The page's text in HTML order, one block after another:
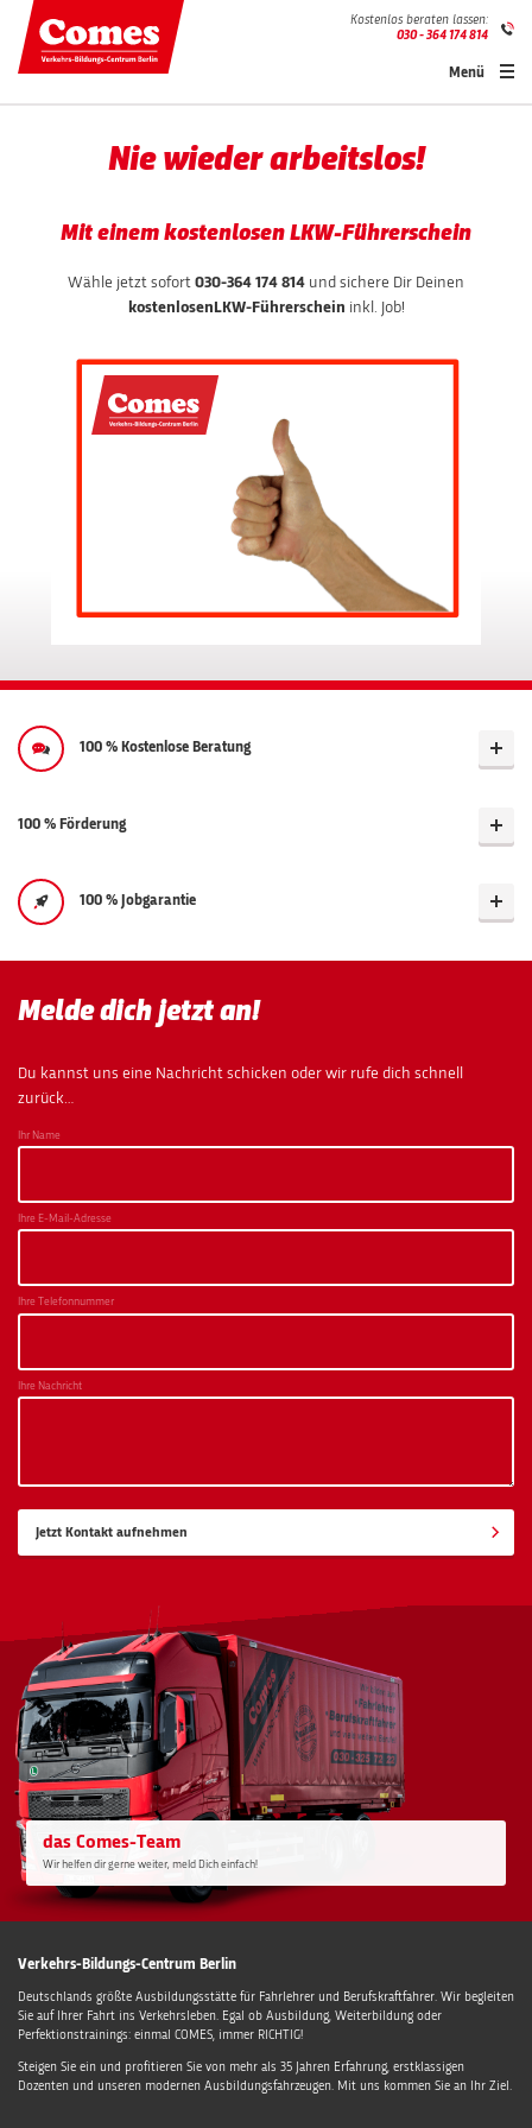
Kostenlos beraten lassen:
030 - 364 174 814
Menü
Nie wieder arbeitslos!
Mit einem kostenlosen LKW-Führerschein
Wähle jetzt sofort 030-364 174 814 und sichere Dir Deinen
kostenlosenLKW-Führerschein inkl. Job!
100 % Kostenlose Beratung
100 % Förderung
100 % Jobgarantie
Melde dich jetzt an!
Du kannst uns eine Nachricht schicken oder wir rufe dich schnell
zurück…
Ihr Name
Ihre E-Mail-Adresse
Ihre Telefonnummer
Ihre Nachricht
Jetzt Kontakt aufnehmen
das Comes-Team
Wir helfen dir gerne weiter, meld Dich einfach!
Verkehrs-Bildungs-Centrum Berlin
Deutschlands größte Ausbildungsstätte für Fahrlehrer und Berufskraftfahrer. Wir begleiten
Sie auf Ihrer Fahrt ins Verkehrsleben. Egal ob Ausbildung, Weiterbildung oder
Perfektionstrainings: einmal COMES, immer RICHTIG!
Steigen Sie ein und profitieren Sie von mehr als 35 Jahren Erfahrung, erstklassigen
Dozenten und unseren modernen Ausbildungsfahrzeugen. Mit uns kommen Sie an Ihr Ziel.